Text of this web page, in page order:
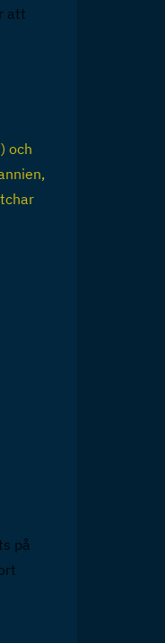
att
och
på